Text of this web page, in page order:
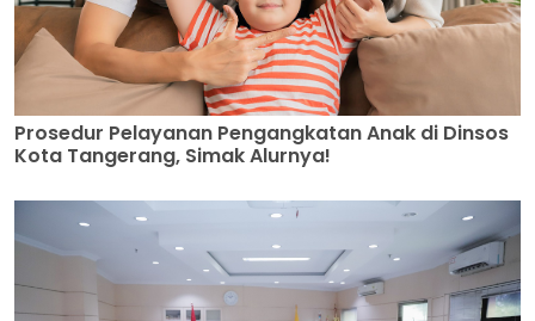
Prosedur Pelayanan Pengangkatan Anak di Dinsos
Kota Tangerang, Simak Alurnya!